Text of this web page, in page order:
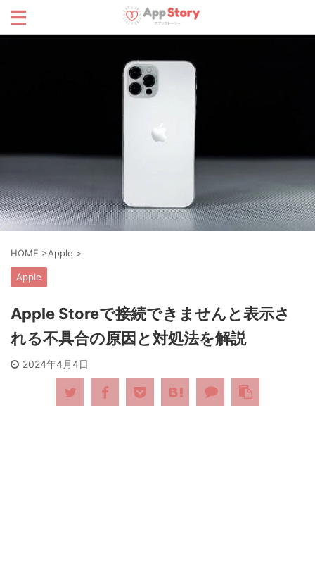
HOME >Apple >
Apple
Apple Storeで接続できませんと表示さ
れる不具合の原因と対処法を解説
2024年4月4日